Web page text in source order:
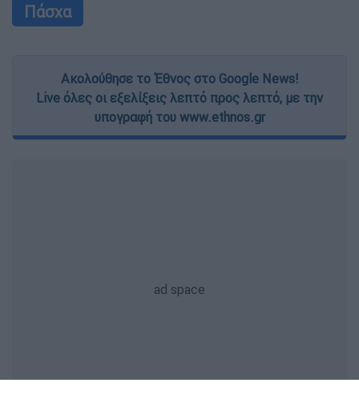
Πάσχα
Ακολούθησε το Έθνος στο Google News!
Live όλες οι εξελίξεις λεπτό προς λεπτό, με την
υπογραφή του www.ethnos.gr